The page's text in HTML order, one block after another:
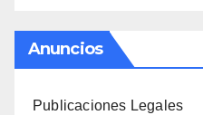
Anuncios
Publicaciones Legales